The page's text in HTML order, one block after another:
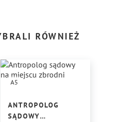
RÓWNIEŻ
A5
ANTROPOLOG
SĄDOWY